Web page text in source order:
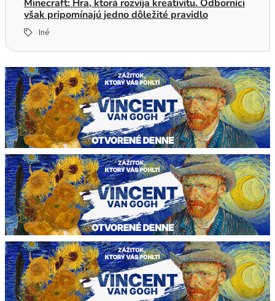
Minecraft: Hra, ktorá rozvíja kreativitu. Odborníci
však pripomínajú jedno dôležité pravidlo
Iné